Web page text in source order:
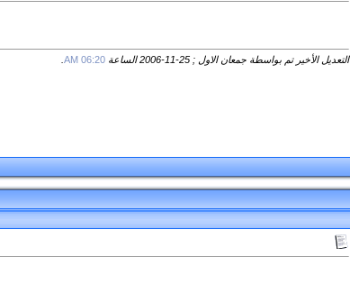
التعديل الأخير تم بواسطة جمعان الاول ; 25-11-2006 الساعة 06:20 AM